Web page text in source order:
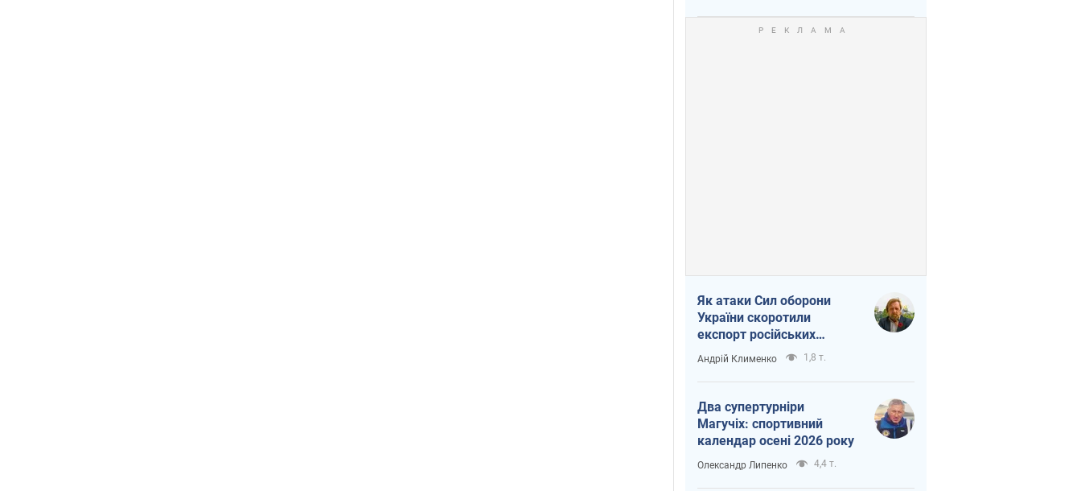
Як атаки Сил оборони
України скоротили
експорт російських
нафтопродуктів
Андрій Клименко 1,8 т.
Два супертурніри
Магучіх: спортивний
календар осені 2026 року
Олександр Липенко 4,4 т.